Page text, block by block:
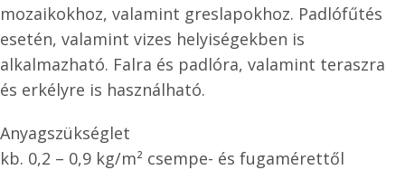
mozaikokhoz, valamint greslapokhoz. Padlófűtés
esetén, valamint vizes helyiségekben is
alkalmazható. Falra és padlóra, valamint teraszra
és erkélyre is használható.
Anyagszükséglet
kb. 0,2 – 0,9 kg/m² csempe- és fugamérettől